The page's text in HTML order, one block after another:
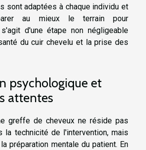
sont adaptées à chaque individu et
au mieux le terrain pour
d'une étape non négligeable
du cuir chevelu et la prise des
psychologique et
attentes
greffe de cheveux ne réside pas
la technicité de l'intervention, mais
préparation mentale du patient. En